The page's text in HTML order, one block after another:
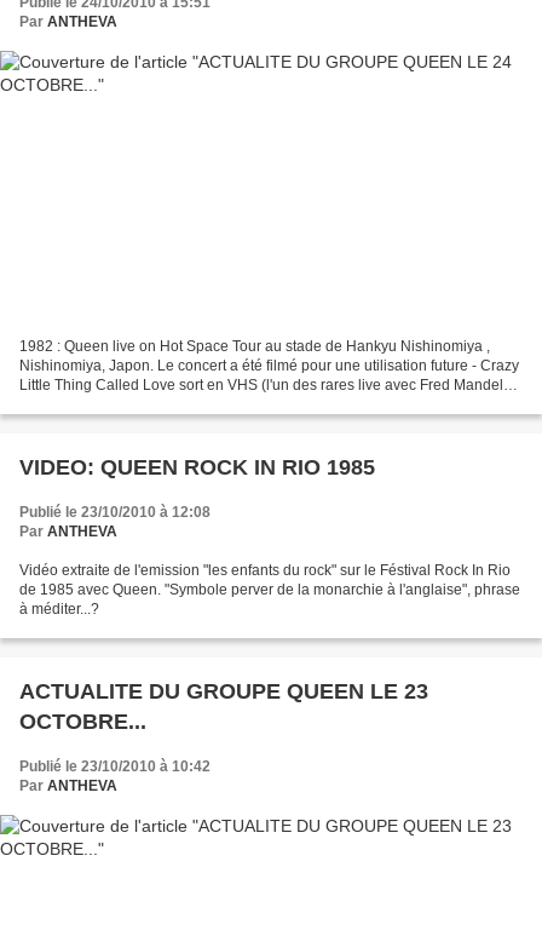
Par ANTHEVA
1982 : Queen live on Hot Space Tour au stade de Hankyu Nishinomiya ,
Nishinomiya, Japon. Le concert a été filmé pour une utilisation future - Crazy
Little Thing Called Love sort en VHS (l'un des rares live avec Fred Mandel
VIDEO: QUEEN ROCK IN RIO 1985
Publié le 23/10/2010 à 12:08
Par ANTHEVA
Vidéo extraite de l'emission "les enfants du rock" sur le Féstival Rock In Rio
de 1985 avec Queen. "Symbole perver de la monarchie à l'anglaise", phrase
à méditer...?
ACTUALITE DU GROUPE QUEEN LE 23
OCTOBRE...
Publié le 23/10/2010 à 10:42
Par ANTHEVA